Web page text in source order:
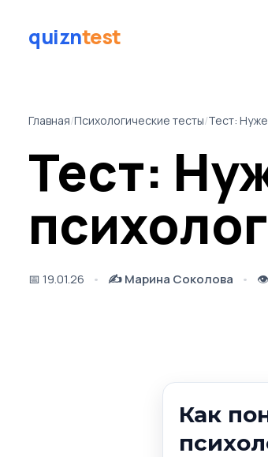
quizntest
Главная/Психологические тесты/Тест:
Тест:
📅 19.01.26 ✍️Марина Соколова 👁️
Как